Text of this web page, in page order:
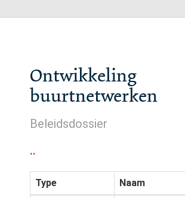
Ontwikkeling
buurtnetwerken
Beleidsdossier
..
Type Naam